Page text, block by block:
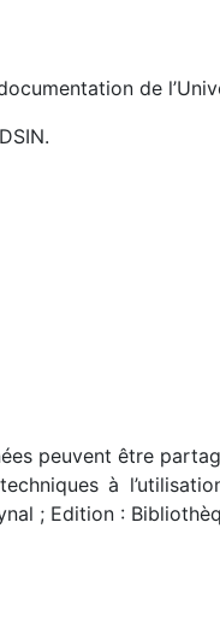
de
peuvent être
à
; Edition :